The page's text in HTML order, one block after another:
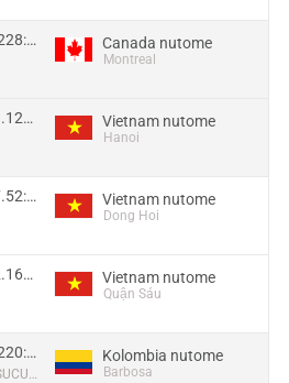
158.69.23.228:44418 Canada nutome
Montreal
14.239.251.125:60882 Vietnam nutome
Hanoi
14.191.117.52:12606 Vietnam nutome
Dong Hoi
14.169.102.162:48521 Vietnam nutome
Quận Sáu
177.93.45.220:33970
TV AZTECA SUCURSAL COLOMBIA
Kolombia nutome
Barbosa